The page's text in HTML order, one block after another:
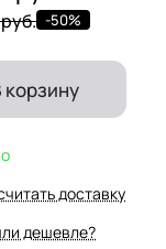
-50%
корзину
доставку
дешевле?